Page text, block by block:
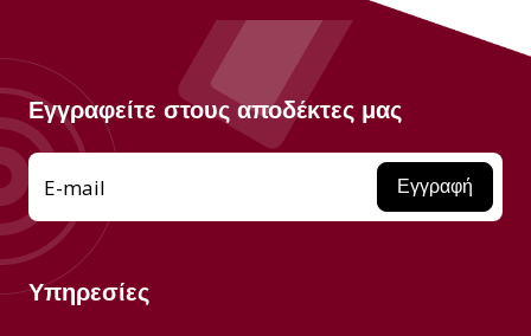
Εγγραφείτε στους αποδέκτες μας
Εγγραφή
E-mail
Υπηρεσίες